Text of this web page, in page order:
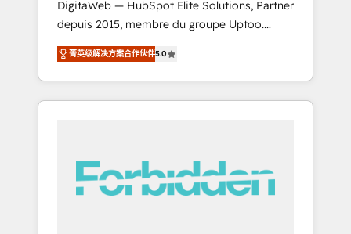
Solutions: Build tailored apps, workflows, and
configurations. We are SOC 2 Type II and ISO
27001 certified, reinforcing our commitment
to data security and compliance. At
OneMetric, we help revenue teams focus on
the OneMetric that matters most: revenue.
DigitaWeb — HubSpot Elite Solutions, Partner
depuis 2015, membre du groupe Uptoo.
Nous aidons les ETI et PME B2B à unifier
Marketing, Ventes et Service sur HubSpot
grâce à la Revenue Architecture : alignement
des équipes, pipeline prévisible, croissance
Shopify, Oneflow. 💻 Développements
custom : CRM UI Extensions (React),
菁英级解决方案合作伙伴5.0